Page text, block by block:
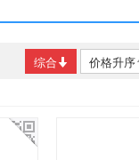
综合 价格升序